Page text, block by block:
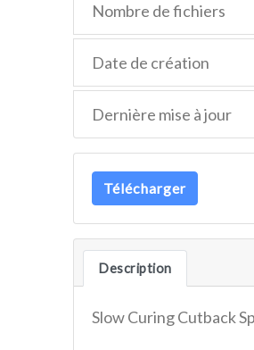
Nombre de fichiers
Date de création
Dernière mise à jour
Télécharger
Description
Slow Curing Cutback